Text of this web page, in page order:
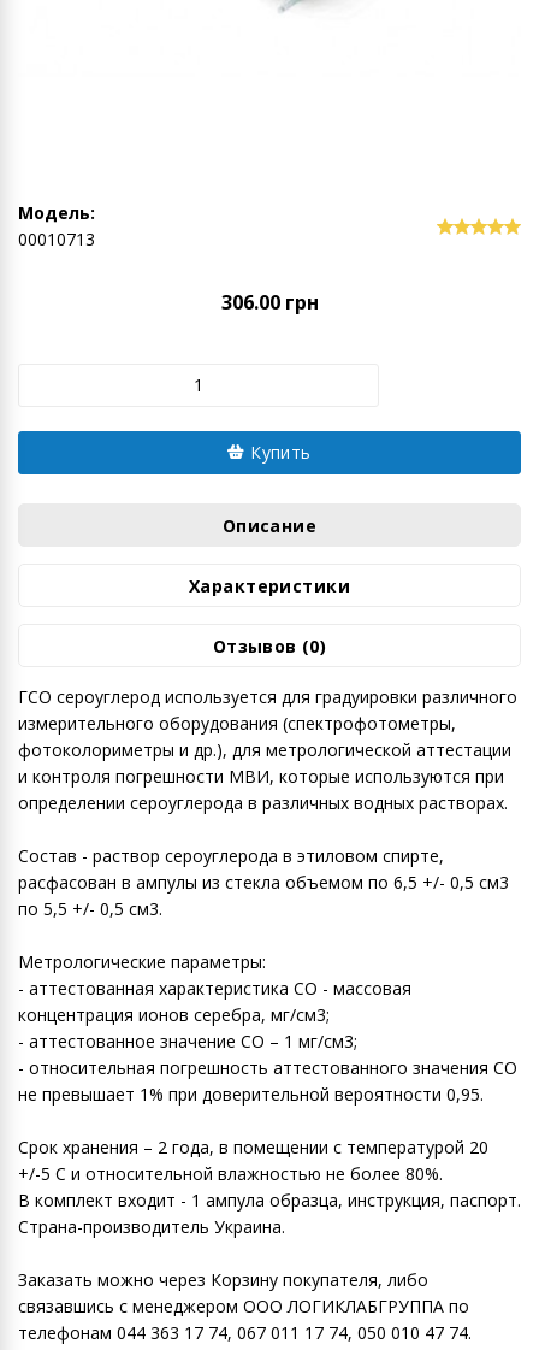
Модель:
00010713
306.00 грн
Купить
Описание
Характеристики
Отзывов (0)
ГСО сероуглерод используется для градуировки различного
измерительного оборудования (спектрофотометры,
фотоколориметры и др.), для метрологической аттестации
и контроля погрешности МВИ, которые используются при
определении сероуглерода в различных водных растворах.
Состав - раствор сероуглерода в этиловом спирте,
расфасован в ампулы из стекла объемом по 6,5 +/- 0,5 см3
по 5,5 +/- 0,5 см3.
Метрологические параметры:
- аттестованная характеристика СО - массовая
концентрация ионов серебра, мг/см3;
- аттестованное значение СО – 1 мг/см3;
- относительная погрешность аттестованного значения СО
не превышает 1% при доверительной вероятности 0,95.
Срок хранения – 2 года, в помещении с температурой 20
+/-5 С и относительной влажностью не более 80%.
В комплект входит - 1 ампула образца, инструкция, паспорт.
Страна-производитель Украина.
Заказать можно через Корзину покупателя, либо
связавшись с менеджером ООО ЛОГИКЛАБГРУППА по
телефонам 044 363 17 74, 067 011 17 74, 050 010 47 74.